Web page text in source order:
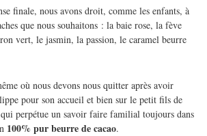
finale, nous avons droit, comme les enfants, à
que nous souhaitons : la baie rose, la fève
vert, le jasmin, la passion, le caramel beurre
où nous devons nous quitter après avoir
pour son accueil et bien sur le petit fils de
perpétue un savoir faire familial toujours dans
100% pur beurre de cacao.